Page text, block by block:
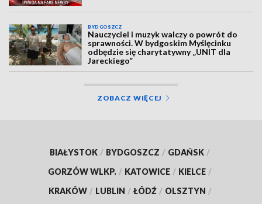
BYDGOSZCZ
Nauczyciel i muzyk walczy o powrót do
sprawności. W bydgoskim Myślęcinku
odbędzie się charytatywny „UNIT dla
Jareckiego”
ZOBACZ WIĘCEJ
BIAŁYSTOK / BYDGOSZCZ / GDAŃSK /
GORZÓW WLKP. / KATOWICE / KIELCE /
KRAKÓW / LUBLIN / ŁÓDŹ / OLSZTYN /